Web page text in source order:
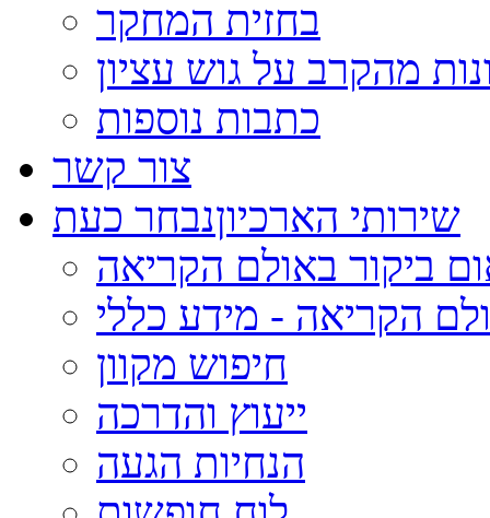
בחזית המחקר
מהקרב על גוש עציון
כתבות נוספות
צור קשר
שירותי הארכיוןנבחר כעת
ביקור באולם הקריאה
הקריאה - מידע כללי
חיפוש מקוון
ייעוץ והדרכה
הנחיות הגעה